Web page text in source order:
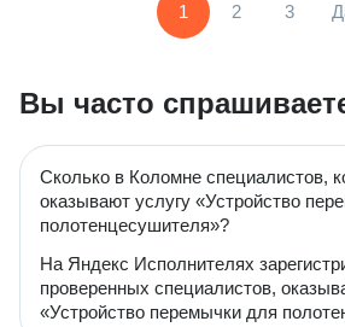
1 2 3
Вы часто
Сколько в Коломне специалистов,
оказывают услугу «Устройство
полотенцесушителя»?
На Яндекс Исполнителях
проверенных специалистов,
«Устройство перемычки для